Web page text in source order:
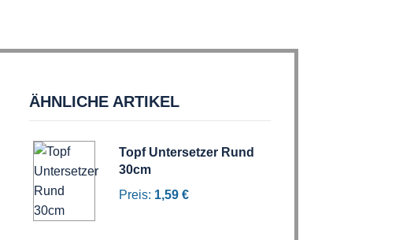
ÄHNLICHE ARTIKEL
Topf Untersetzer Rund
30cm
Preis: 1,59 €